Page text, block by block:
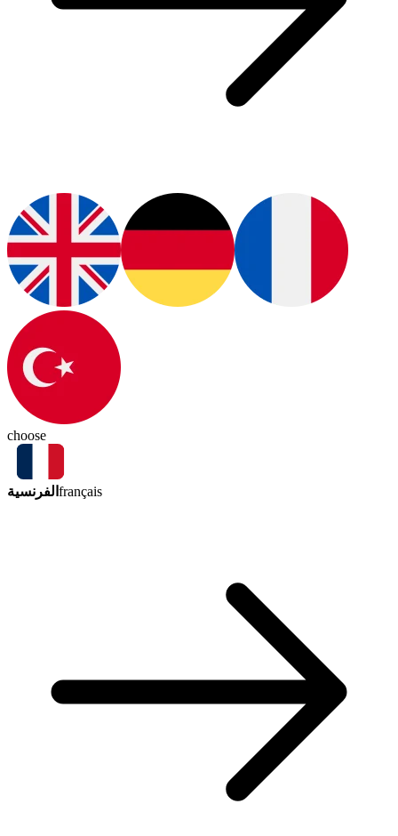
choose
الفرنسية français